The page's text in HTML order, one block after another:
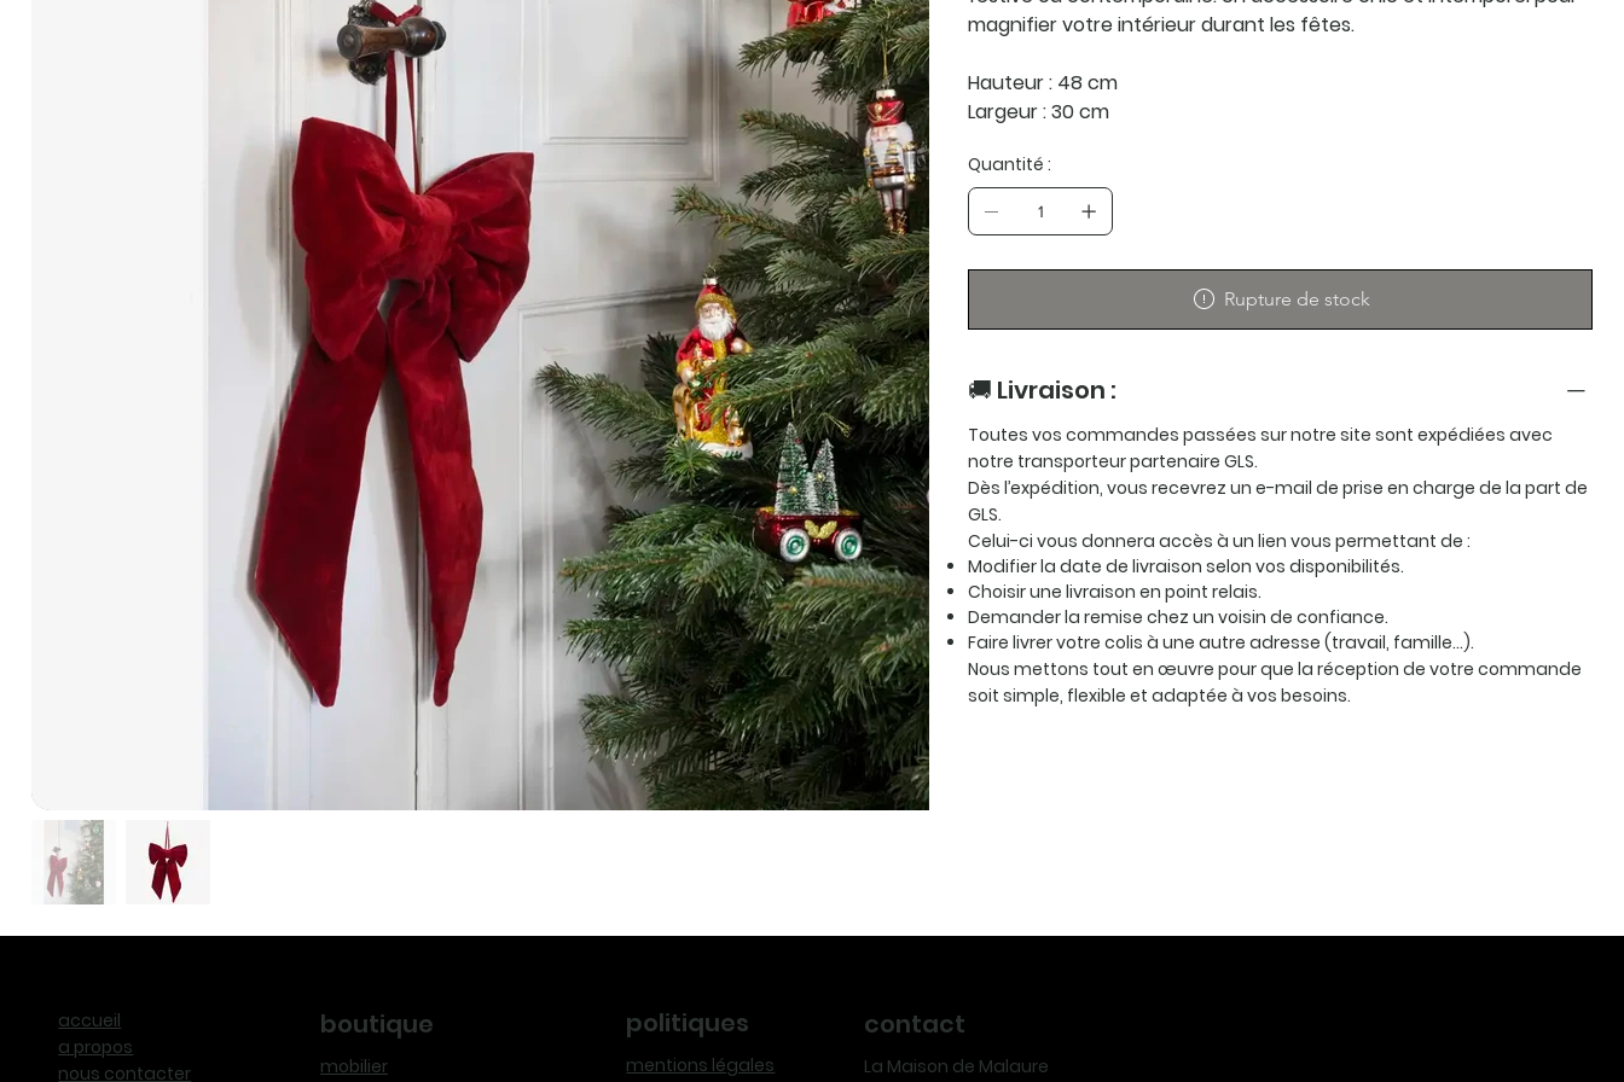
magnifier votre intérieur durant les fêtes.
Hauteur : 48 cm
Largeur : 30 cm
Quantité :
Rupture de stock
🚚 Livraison :
Toutes vos commandes passées sur notre site sont expédiées avec
notre transporteur partenaire GLS.
Dès l’expédition, vous recevrez un e-mail de prise en charge de la part de
GLS.
Celui-ci vous donnera accès à un lien vous permettant de :
Modifier la date de livraison selon vos disponibilités.
Choisir une livraison en point relais.
Demander la remise chez un voisin de confiance.
Faire livrer votre colis à une autre adresse (travail, famille…).
Nous mettons tout en œuvre pour que la réception de votre commande
soit simple, flexible et adaptée à vos besoins.
accueil
a propos
nous contacter
boutique
mobilier
politiques
mentions légales
contact
La Maison de Malaure